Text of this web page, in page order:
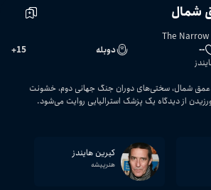
شمال
The
-- دوبله 15
+
عمق شمال، سختی‌های دوران جنگ جهانی دوم، خشونت
از دیدگاه یک پزشک استرالیایی روایت می‌شود.
کیرین هایندز
هنرپیشه